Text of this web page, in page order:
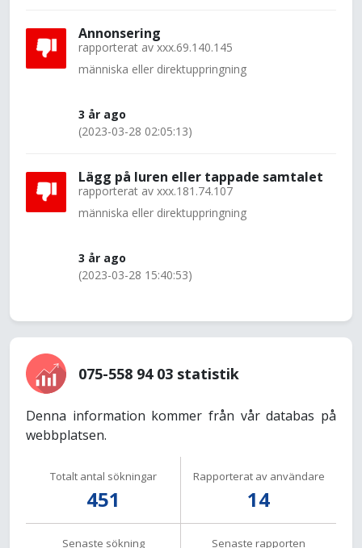
Annonsering
rapporterat av xxx.69.140.145
människa eller direktuppringning
3 år ago
(2023-03-28 02:05:13)
Lägg på luren eller tappade samtalet
rapporterat av xxx.181.74.107
människa eller direktuppringning
3 år ago
(2023-03-28 15:40:53)
075-558 94 03 statistik
Denna information kommer från vår databas på
webbplatsen.
Totalt antal sökningar
451
Rapporterat av användare
14
Senaste sökning Senaste rapporten